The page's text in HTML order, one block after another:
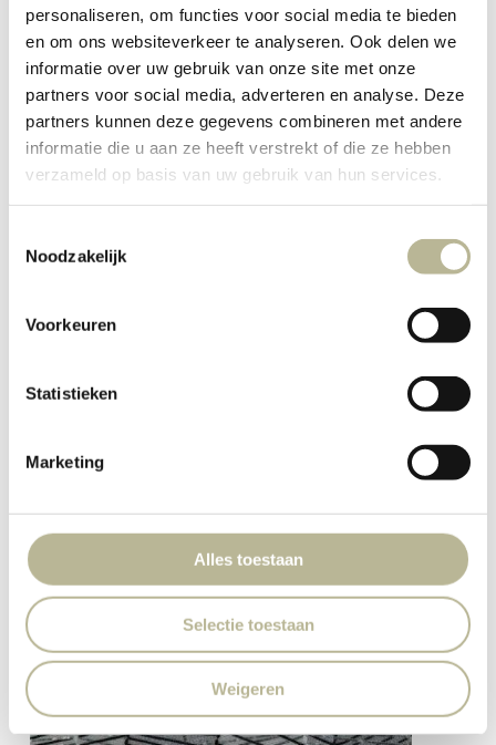
personaliseren, om functies voor social media te bieden
en om ons websiteverkeer te analyseren. Ook delen we
informatie over uw gebruik van onze site met onze
partners voor social media, adverteren en analyse. Deze
partners kunnen deze gegevens combineren met andere
informatie die u aan ze heeft verstrekt of die ze hebben
verzameld op basis van uw gebruik van hun services.
Noodzakelijk
Voorkeuren
Statistieken
Marketing
Alles toestaan
Selectie toestaan
Weigeren